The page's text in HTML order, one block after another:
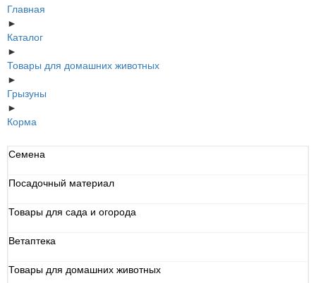
Главная
►
Каталог
►
Товары для домашних животных
►
Грызуны
►
Корма
Семена
Посадочный материал
Товары для сада и огорода
Ветаптека
Товары для домашних животных